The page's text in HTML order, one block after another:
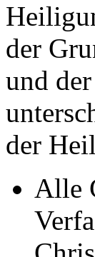
der
und
der
Alle